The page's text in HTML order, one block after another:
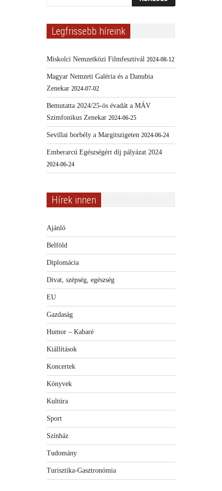
Legfrissebb híreink
Miskolci Nemzetközi Filmfesztivál 2024-08-12
Magyar Nemzeti Galéria és a Danubia
Zenekar 2024-07-02
Bemutatta 2024/25-ös évadát a MÁV
Szimfonikus Zenekar 2024-06-25
Sevillai borbély a Margitszigeten 2024-06-24
Emberarcú Egészségért díj pályázat 2024
2024-06-24
Hírek innen
Ajánló
Belföld
Diplomácia
Divat, szépség, egészség
EU
Gazdaság
Humor – Kabaré
Kiállítások
Koncertek
Könyvek
Kultúra
Sport
Színház
Tudomány
Turisztika-Gasztronómia